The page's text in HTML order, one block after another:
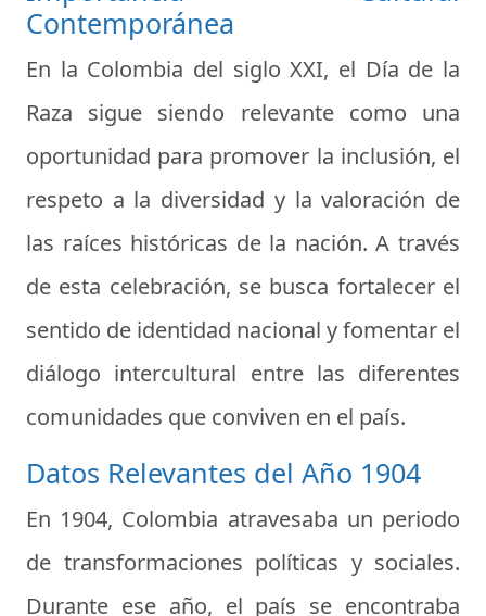
Contemporánea
En la Colombia del siglo XXI, el Día de la
Raza sigue siendo relevante como una
oportunidad para promover la inclusión, el
respeto a la diversidad y la valoración de
las raíces históricas de la nación. A través
de esta celebración, se busca fortalecer el
sentido de identidad nacional y fomentar el
diálogo intercultural entre las diferentes
comunidades que conviven en el país.
Datos Relevantes del Año 1904
En 1904, Colombia atravesaba un periodo
de transformaciones políticas y sociales.
Durante ese año, el país se encontraba